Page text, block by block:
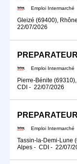
Emploi Intermarché
Gleizé (69400),
22/07/2026
Emploi Intermarché
Pierre-Bénite
CDI - 22/07/2026
Emploi Intermarché
Tassin-la-Demi-Lune
Alpes - CDI - 22/07/